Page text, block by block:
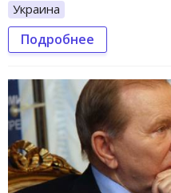
Украина
Подробнее